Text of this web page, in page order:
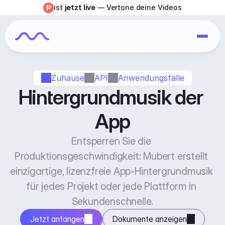
Zuhause API Anwendungsfälle
Hintergrundmusik der
App
Entsperren Sie die
Produktionsgeschwindigkeit: Mubert erstellt
einzigartige, lizenzfreie App-Hintergrundmusik
für jedes Projekt oder jede Plattform in
Sekundenschnelle.
Jetzt anfangen Dokumente anzeigen
ist jetzt live — Vertone deine Videos